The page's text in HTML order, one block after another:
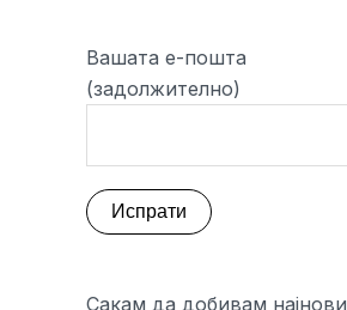
Вашата е-пошта
(задолжително)
Сакам да добивам најнови